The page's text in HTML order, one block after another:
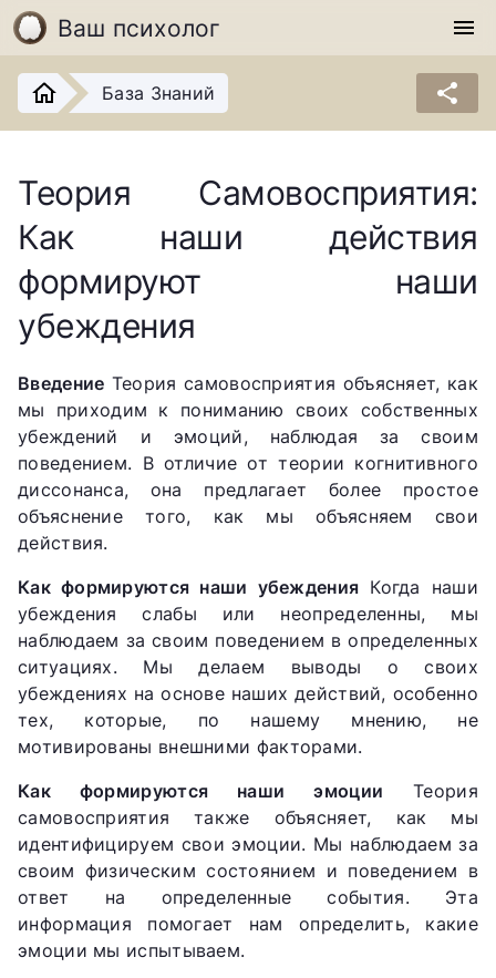
Ваш психолог menu
База Знаний share
Теория Самовосприятия:
Как наши действия
формируют наши
убеждения
Введение Теория самовосприятия объясняет, как
мы приходим к пониманию своих собственных
убеждений и эмоций, наблюдая за своим
поведением. В отличие от теории когнитивного
диссонанса, она предлагает более простое
объяснение того, как мы объясняем свои
действия.
Как формируются наши убеждения Когда наши
убеждения слабы или неопределенны, мы
наблюдаем за своим поведением в определенных
ситуациях. Мы делаем выводы о своих
убеждениях на основе наших действий, особенно
тех, которые, по нашему мнению, не
мотивированы внешними факторами.
Как формируются наши эмоции Теория
самовосприятия также объясняет, как мы
идентифицируем свои эмоции. Мы наблюдаем за
своим физическим состоянием и поведением в
ответ на определенные события. Эта
информация помогает нам определить, какие
эмоции мы испытываем.